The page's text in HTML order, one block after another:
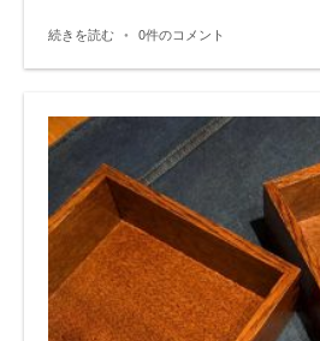
続きを読む • 0件のコメント